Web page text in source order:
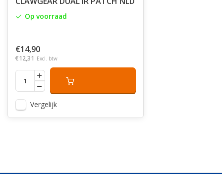
Op voorraad
€14,90
€12,31 Excl. btw
Vergelijk